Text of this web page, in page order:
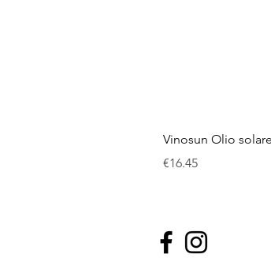
Vinosun Olio
Price
€16.45